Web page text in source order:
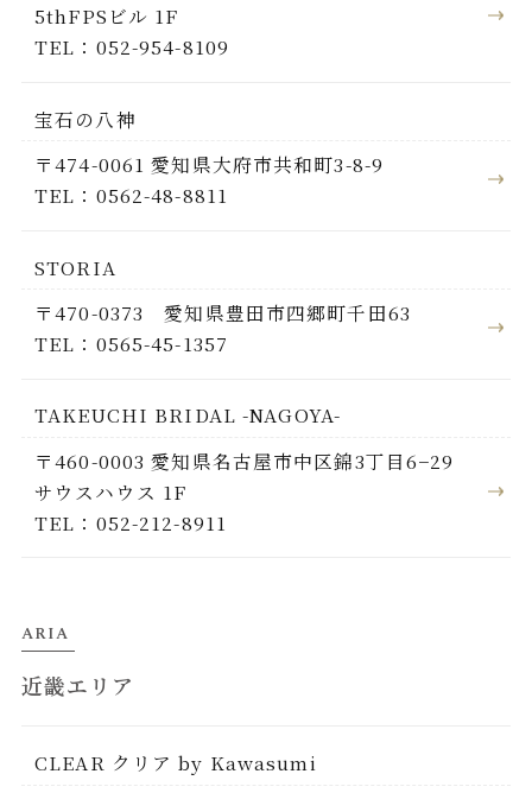
5thFPSビル 1F
TEL：052-954-8109
宝石の八神
〒474-0061 愛知県大府市共和町3-8-9
TEL：0562-48-8811
STORIA
〒470-0373 愛知県豊田市四郷町千田63
TEL：0565-45-1357
TAKEUCHI BRIDAL -NAGOYA-
〒460-0003 愛知県名古屋市中区錦3丁目6−29
サウスハウス 1F
TEL：052-212-8911
ARIA
近畿エリア
CLEAR クリア by Kawasumi